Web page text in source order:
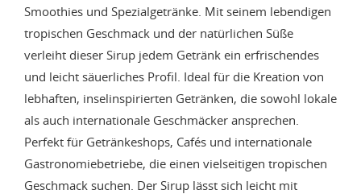
Smoothies und Spezialgetränke. Mit seinem lebendigen
tropischen Geschmack und der natürlichen Süße
verleiht dieser Sirup jedem Getränk ein erfrischendes
und leicht säuerliches Profil. Ideal für die Kreation von
lebhaften, inselinspirierten Getränken, die sowohl lokale
als auch internationale Geschmäcker ansprechen.
Perfekt für Getränkeshops, Cafés und internationale
Gastronomiebetriebe, die einen vielseitigen tropischen
Geschmack suchen. Der Sirup lässt sich leicht mit